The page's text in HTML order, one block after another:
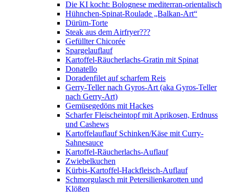
Die KI kocht: Bolognese mediterran-orientalisch
Hühnchen-Spinat-Roulade „Balkan-Art“
Dürüm-Torte
Steak aus dem Airfryer???
Gefüllter Chicorée
Spargelauflauf
Kartoffel-Räucherlachs-Gratin mit Spinat
Donatello
Doradenfilet auf scharfem Reis
Gerry-Teller nach Gyros-Art (aka Gyros-Teller
nach Gerry-Art)
Gemüsegedöns mit Hackes
Scharfer Fleischeintopf mit Aprikosen, Erdnuss
und Cashews
Kartoffelauflauf Schinken/Käse mit Curry-
Sahnesauce
Kartoffel-Räucherlachs-Auflauf
Zwiebelkuchen
Kürbis-Kartoffel-Hackfleisch-Auflauf
Schmorgulasch mit Petersilienkarotten und
Klößen